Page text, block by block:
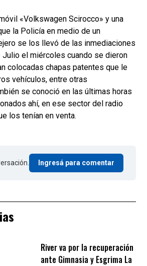
«Volkswagen Scirocco» y una
la Policía en medio de un
se los llevó de las inmediaciones
Julio el miércoles cuando se dieron
colocadas chapas patentes que le
vehículos, entre otras
se conoció en las últimas horas
ahí, en ese sector del radio
los tenían en venta.
Ingresá para comentar
River va por la recuperación
ante Gimnasia y Esgrima La